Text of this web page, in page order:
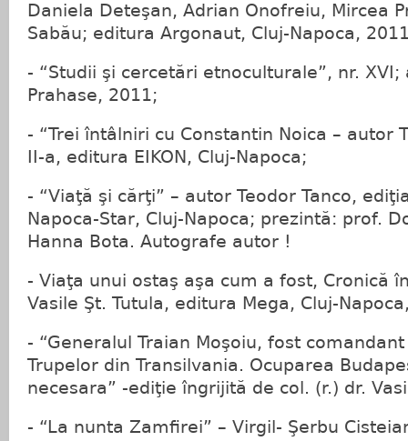
Daniela Deteşan, Adrian Onofreiu, Mircea
Sabău; editura Argonaut, Cluj-Napoca,
- “Studii şi cercetări etnoculturale”, nr. XVI;
Prahase, 2011;
- “Trei întâlniri cu Constantin Noica – autor
II-a, editura EIKON, Cluj-Napoca;
- “Viaţă şi cărţi” – autor Teodor Tanco,
Napoca-Star, Cluj-Napoca; prezintă: prof.
Hanna Bota. Autografe autor !
- Viaţa unui ostaş aşa cum a fost, Cronică
Vasile Şt. Tutula, editura Mega, Cluj-
- “Generalul Traian Moşoiu, fost
Trupelor din Transilvania. Ocuparea
necesara” -ediţie îngrijită de col. (r.) dr.
- “La nunta Zamfirei” – Virgil- Şerbu